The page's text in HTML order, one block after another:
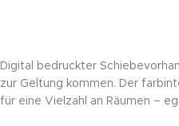
Digital bedruckter
zur Geltung kommen. Der
für eine Vielzahl an Räumen –